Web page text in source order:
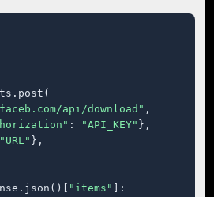
api/download" ,
: "API_KEY" },
"URL" },
"items"
]: